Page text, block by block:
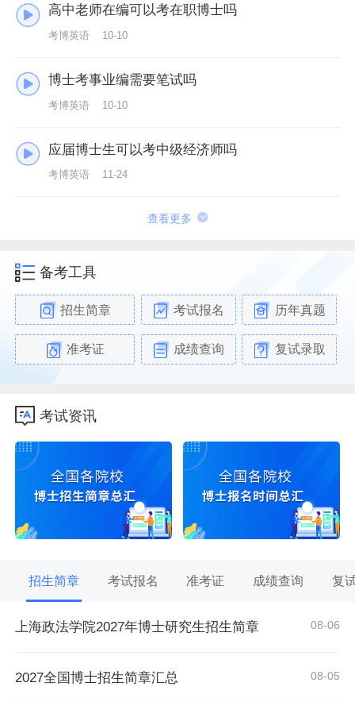
高中老师在编可以考在职博士吗
考博英语 10-10
博士考事业编需要笔试吗
考博英语 10-10
应届博士生可以考中级经济师吗
考博英语 11-24
查看更多
备考工具
招生简章 考试报名 历年真题
准考证 成绩查询 复试录取
考试资讯
招生简章 考试报名 准考证 成绩查询 复
上海政法学院2027年博士研究生招生简章 08-06
2027全国博士招生简章汇总 08-05